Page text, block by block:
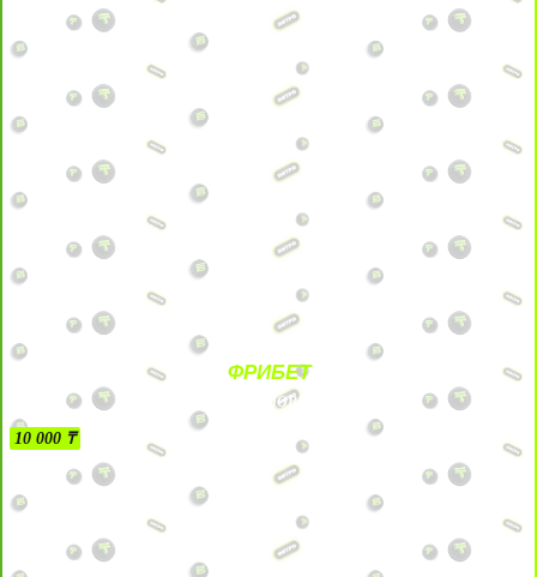
ФРИБЕТ
БЕЗ УСЛОВИЙ
10 000 ₸